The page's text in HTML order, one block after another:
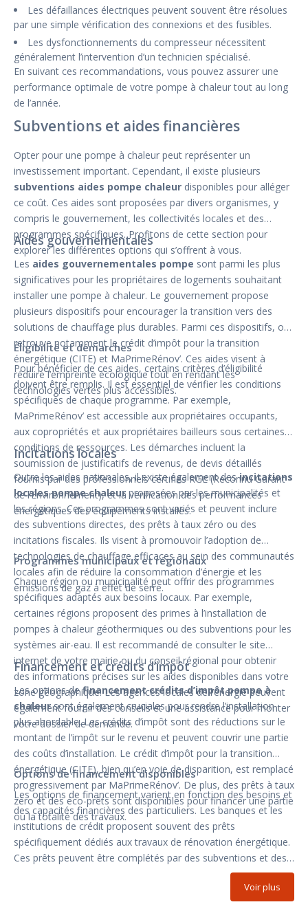
Les défaillances électriques peuvent souvent être résolues
par une simple vérification des connexions et des fusibles.
Les dysfonctionnements du compresseur nécessitent
généralement l’intervention d’un technicien spécialisé.
En suivant ces recommandations, vous pouvez assurer une
performance optimale de votre pompe à chaleur tout au long
de l’année.
Subventions et aides financières
Opter pour une pompe à chaleur peut représenter un
investissement important. Cependant, il existe plusieurs
subventions aides pompe chaleur disponibles pour alléger
ce coût. Ces aides sont proposées par divers organismes, y
compris le gouvernement, les collectivités locales et des
programmes spécifiques. Profitons de cette section pour
explorer les différentes options qui s’offrent à vous.
Aides gouvernementales
Les aides gouvernementales pompe sont parmi les plus
significatives pour les propriétaires de logements souhaitant
installer une pompe à chaleur. Le gouvernement propose
plusieurs dispositifs pour encourager la transition vers des
solutions de chauffage plus durables. Parmi ces dispositifs, on
retrouve notamment le crédit d’impôt pour la transition
énergétique (CITE) et MaPrimeRénov’. Ces aides visent à
réduire l’empreinte écologique tout en rendant les
technologies vertes plus accessibles.
Éligibilité et démarches
Pour bénéficier de ces aides, certains critères d’éligibilité
doivent être remplis. Il est essentiel de vérifier les conditions
spécifiques de chaque programme. Par exemple,
MaPrimeRénov’ est accessible aux propriétaires occupants,
aux copropriétés et aux propriétaires bailleurs sous certaines
conditions de ressources. Les démarches incluent la
soumission de justificatifs de revenus, de devis détaillés
fournis par des professionnels certifiés RGE (Reconnu Garant
de l’Environnement), et la vérification des performances
énergétiques des équipements installés.
Incitations locales
Outre les aides nationales, il existe également desincitations
locales pompe chaleur proposées par les municipalités et
les régions. Ces programmes sont variés et peuvent inclure
des subventions directes, des prêts à taux zéro ou des
incitations fiscales. Ils visent à promouvoir l’adoption de
technologies de chauffage efficaces au sein des communautés
locales afin de réduire la consommation d’énergie et les
émissions de gaz à effet de serre.
Programmes municipaux et régionaux
Chaque région ou municipalité peut offrir des programmes
spécifiques adaptés aux besoins locaux. Par exemple,
certaines régions proposent des primes à l’installation de
pompes à chaleur géothermiques ou des subventions pour les
systèmes air-eau. Il est recommandé de consulter le site
internet de votre mairie ou du conseil régional pour obtenir
des informations précises sur les aides disponibles dans votre
zone géographique. Les agences locales de l’énergie peuvent
également fournir des conseils et une assistance pour monter
votre dossier de demande.
Financement et crédits d’impôt
Les options definancement crédits d’impôt pompe à
chaleursont également cruciales pour rendre l’installation
plus abordable. Les crédits d’impôt sont des réductions sur le
montant de l’impôt sur le revenu et peuvent couvrir une partie
des coûts d’installation. Le crédit d’impôt pour la transition
énergétique (CITE), bien qu’en voie de disparition, est remplacé
progressivement par MaPrimeRénov’. De plus, des prêts à taux
zéro et des éco-prêts sont disponibles pour financer une partie
ou la totalité des travaux.
Options de financement disponibles
Les options de financement varient en fonction des besoins et
des capacités financières des particuliers. Les banques et les
institutions de crédit proposent souvent des prêts
spécifiquement dédiés aux travaux de rénovation énergétique.
Ces prêts peuvent être complétés par des subventions et des
aides locales, permettant ainsi de réduire le montant emprunté
et donc le coût total du projet. Il est conseillé de comparer les
différentes options disponibles et de consulter un conseiller
Voir plus